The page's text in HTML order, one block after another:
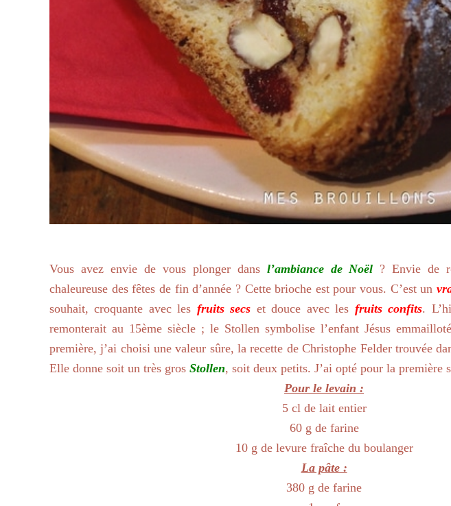
Vous avez envie de vous plonger dans l’ambiance de Noël ? Envie de
chaleureuse des fêtes de fin d’année ? Cette brioche est pour vous. C’est un
souhait, croquante avec les fruits secs et douce avec les fruits confits.
remonterait au 15ème siècle ; le Stollen symbolise l’enfant Jésus
première, j’ai choisi une valeur sûre, la recette de Christophe Felder trouvée
Elle donne soit un très gros Stollen, soit deux petits. J’ai opté pour la première
Pour le levain :
5 cl de lait entier
60 g de farine
10 g de levure fraîche du boulanger
La pâte :
380 g de farine